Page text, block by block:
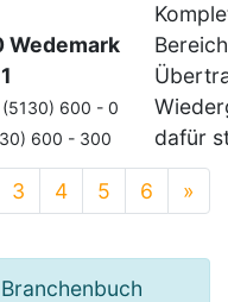
Wedemark
600 - 0
600 - 300
dafür
3 4 5 6 »